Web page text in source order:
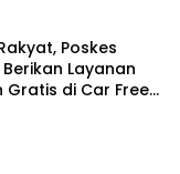
Poskes
Layanan
Gratis di Car Free